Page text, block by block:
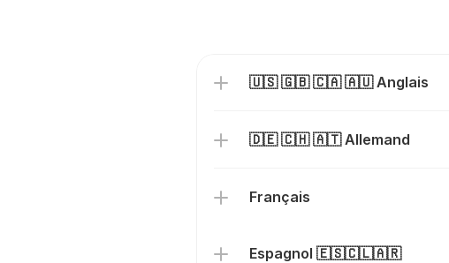
🇺🇸 🇬🇧 🇨🇦 🇦🇺 Anglais
🇩🇪 🇨🇭 🇦🇹 Allemand
Français
Espagnol 🇪🇸🇨🇱🇦🇷